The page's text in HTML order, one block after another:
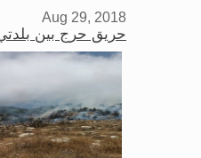
Aug 29, 2018
حريق حرج بين